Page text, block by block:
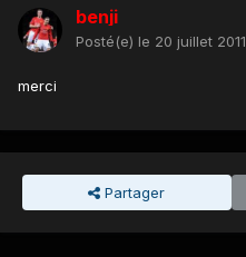
benji
Posté(e) le 20 juillet 2011
merci
Partager